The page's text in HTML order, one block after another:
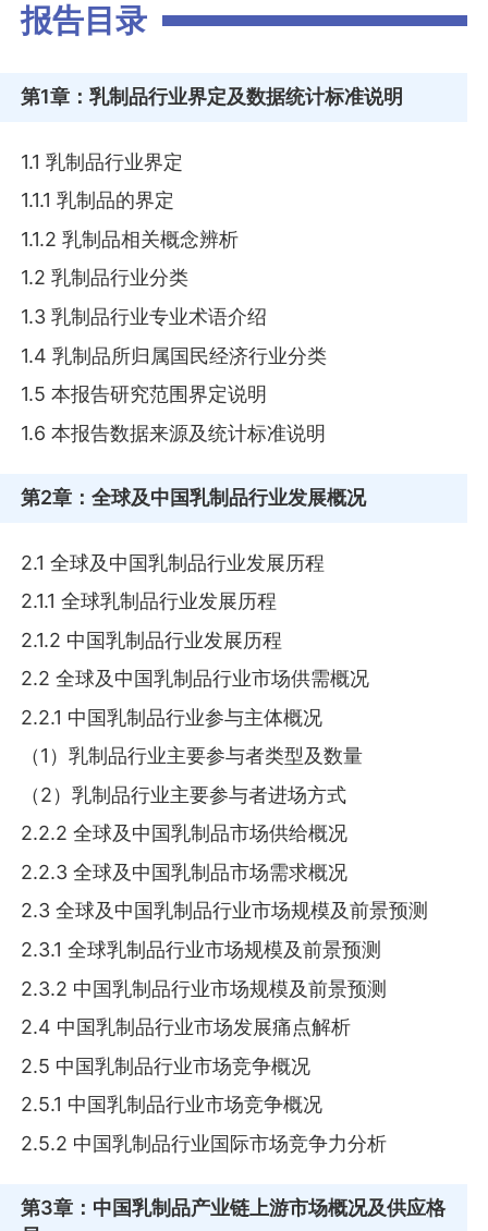
报告目录
第1章 ：乳制品行业界定及数据统计标准说明
1.1 乳制品行业界定
1.1.1 乳制品的界定
1.1.2 乳制品相关概念辨析
1.2 乳制品行业分类
1.3 乳制品行业专业术语介绍
1.4 乳制品所归属国民经济行业分类
1.5 本报告研究范围界定说明
1.6 本报告数据来源及统计标准说明
第2章 ：全球及中国乳制品行业发展概况
2.1 全球及中国乳制品行业发展历程
2.1.1 全球乳制品行业发展历程
2.1.2 中国乳制品行业发展历程
2.2 全球及中国乳制品行业市场供需概况
2.2.1 中国乳制品行业参与主体概况
（1）乳制品行业主要参与者类型及数量
（2）乳制品行业主要参与者进场方式
2.2.2 全球及中国乳制品市场供给概况
2.2.3 全球及中国乳制品市场需求概况
2.3 全球及中国乳制品行业市场规模及前景预测
2.3.1 全球乳制品行业市场规模及前景预测
2.3.2 中国乳制品行业市场规模及前景预测
2.4 中国乳制品行业市场发展痛点解析
2.5 中国乳制品行业市场竞争概况
2.5.1 中国乳制品行业市场竞争概况
2.5.2 中国乳制品行业国际市场竞争力分析
第3章 ：中国乳制品产业链上游市场概况及供应格